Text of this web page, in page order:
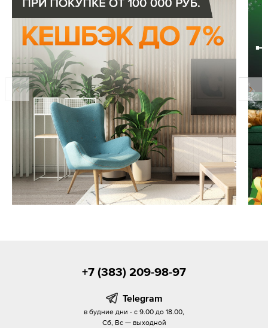
+7 (383) 209-98-97
Telegram
в будние дни - с 9.00 до 18.00,
Сб, Вс — выходной